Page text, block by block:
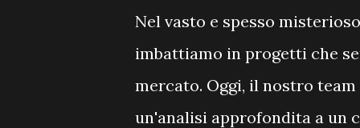
Nel vasto e spesso
imbattiamo in progetti che
mercato. Oggi, il nostro
un'analisi approfondita a un